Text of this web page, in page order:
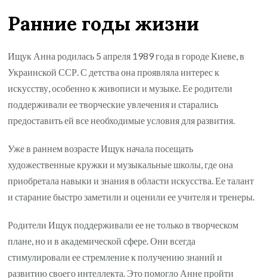
Ранние годы жизни
Ищук Анна родилась 5 апреля 1989 года в городе Киеве, в
Украинской ССР. С детства она проявляла интерес к
искусству, особенно к живописи и музыке. Ее родители
поддерживали ее творческие увлечения и старались
предоставить ей все необходимые условия для развития.
Уже в раннем возрасте Ищук начала посещать
художественные кружки и музыкальные школы, где она
приобретала навыки и знания в области искусства. Ее талант
и старание быстро заметили и оценили ее учителя и тренеры.
Родители Ищук поддерживали ее не только в творческом
плане, но и в академической сфере. Они всегда
стимулировали ее стремление к получению знаний и
развитию своего интеллекта. Это помогло Анне пройти